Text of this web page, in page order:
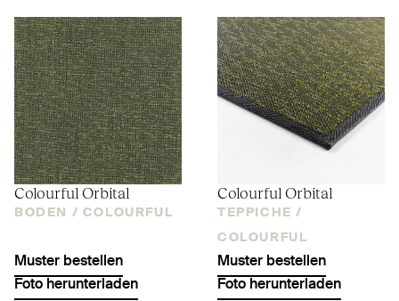
Colourful Orbital
BODEN / COLOURFUL
Muster bestellen
Foto herunterladen
Colourful Orbital
TEPPICHE /
COLOURFUL
Muster bestellen
Foto herunterladen